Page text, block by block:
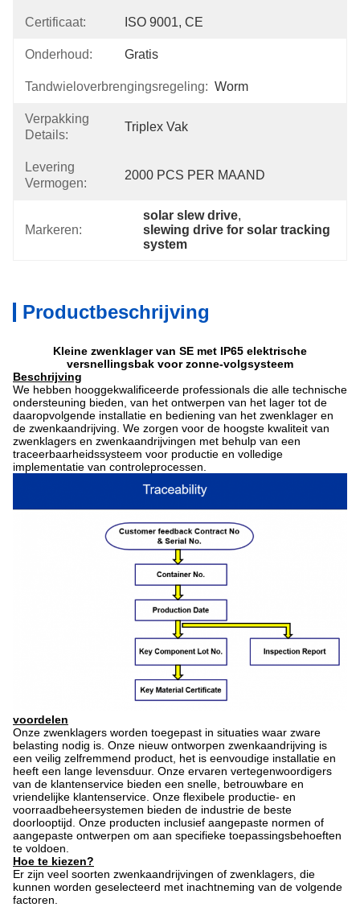
Certificaat: ISO 9001, CE
Onderhoud: Gratis
Tandwieloverbrengingsregeling: Worm
Verpakking
Details:
Triplex Vak
Levering
Vermogen:
2000 PCS PER MAAND
Markeren:
solar slew drive,
slewing drive for solar tracking
system
Productbeschrijving
Kleine zwenklager van SE met IP65 elektrische
versnellingsbak voor zonne-volgsysteem
Beschrijving
We hebben hooggekwalificeerde professionals die alle technische
ondersteuning bieden, van het ontwerpen van het lager tot de
daaropvolgende installatie en bediening van het zwenklager en
de zwenkaandrijving. We zorgen voor de hoogste kwaliteit van
zwenklagers en zwenkaandrijvingen met behulp van een
traceerbaarheidssysteem voor productie en volledige
implementatie van controleprocessen.
voordelen
Onze zwenklagers worden toegepast in situaties waar zware
belasting nodig is. Onze nieuw ontworpen zwenkaandrijving is
een veilig zelfremmend product, het is eenvoudige installatie en
heeft een lange levensduur. Onze ervaren vertegenwoordigers
van de klantenservice bieden een snelle, betrouwbare en
vriendelijke klantenservice. Onze flexibele productie- en
voorraadbeheersystemen bieden de industrie de beste
doorlooptijd. Onze producten inclusief aangepaste normen of
aangepaste ontwerpen om aan specifieke toepassingsbehoeften
te voldoen.
Hoe te kiezen?
Er zijn veel soorten zwenkaandrijvingen of zwenklagers, die
kunnen worden geselecteerd met inachtneming van de volgende
factoren.